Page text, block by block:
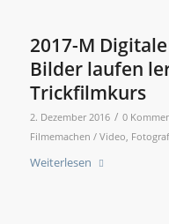
2017-M
Bilder laufen
Trickfilmkurs
2. Dezember 2016 / 0
Filmemachen / Video,
Weiterlesen